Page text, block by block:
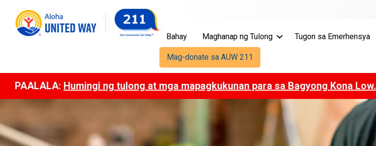
Bahay Maghanap ng Tulong Tugon sa Emerhensya
Mag-donate sa AUW 211
PAALALA: Humingi ng tulong at mga mapagkukunan para sa Bagyong Kona Low.